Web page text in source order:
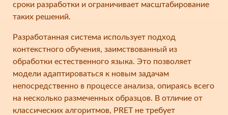
сроки разработки и ограничивает масштабирование
таких решений.
Разработанная система использует подход
контекстного обучения, заимствованный из
обработки естественного языка. Это позволяет
модели адаптироваться к новым задачам
непосредственно в процессе анализа, опираясь всего
на несколько размеченных образцов. В отличие от
классических алгоритмов, PRET не требует